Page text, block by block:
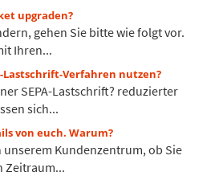
upgraden?
gehen Sie bitte wie folgt vor.
Ihren...
Lastschrift-Verfahren nutzen?
SEPA-Lastschrift? reduzierter
sich...
von euch. Warum?
Kundenzentrum, ob Sie
Zeitraum...